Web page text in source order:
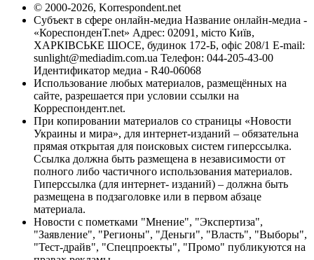
© 2000-2026, Korrespondent.net
Субъект в сфере онлайн-медиа Название онлайн-медиа -
«КореспонденТ.net» Адрес: 02091, місто Київ,
ХАРКІВСЬКЕ ШОСЕ, будинок 172-Б, офіс 208/1 E-mail:
sunlight@mediadim.com.ua Телефон: 044-205-43-00
Идентификатор медиа - R40-06068
Использование любых материалов, размещённых на
сайте, разрешается при условии ссылки на
Корреспондент.net.
При копировании материалов со страницы «Новости
Украины и мира», для интернет-изданий – обязательна
прямая открытая для поисковых систем гиперссылка.
Ссылка должна быть размещена в независимости от
полного либо частичного использования материалов.
Гиперссылка (для интернет- изданий) – должна быть
размещена в подзаголовке или в первом абзаце
материала.
Новости с пометками "Мнение", "Экспертиза",
"Заявление", "Регионы", "Деньги", "Власть", "Выборы",
"Тест-драйв", "Спецпроекты", "Промо" публикуются на